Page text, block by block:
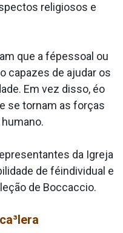
religiosos e
que a fépessoal ou
capazes de ajudar os
Em vez disso, éo
se tornam as forças
da Igreja
de féindividual e
de Boccaccio.